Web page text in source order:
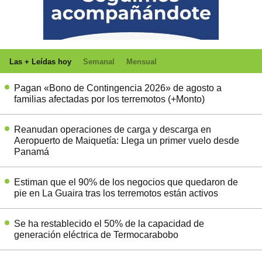
Las + Leídas hoy Semanal Mensual
Pagan «Bono de Contingencia 2026» de agosto a
familias afectadas por los terremotos (+Monto)
Reanudan operaciones de carga y descarga en
Aeropuerto de Maiquetía: Llega un primer vuelo desde
Panamá
Estiman que el 90% de los negocios que quedaron de
pie en La Guaira tras los terremotos están activos
Se ha restablecido el 50% de la capacidad de
generación eléctrica de Termocarabobo